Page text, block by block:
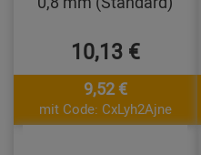
10,13 €
9,52 €
mit Code: CxLyh2Ajne